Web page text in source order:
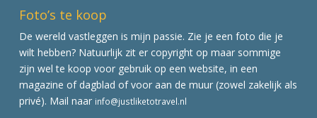
Foto’s te koop
De wereld vastleggen is mijn passie. Zie je een foto die je
wilt hebben? Natuurlijk zit er copyright op maar sommige
zijn wel te koop voor gebruik op een website, in een
magazine of dagblad of voor aan de muur (zowel zakelijk als
privé). Mail naar info@justliketotravel.nl